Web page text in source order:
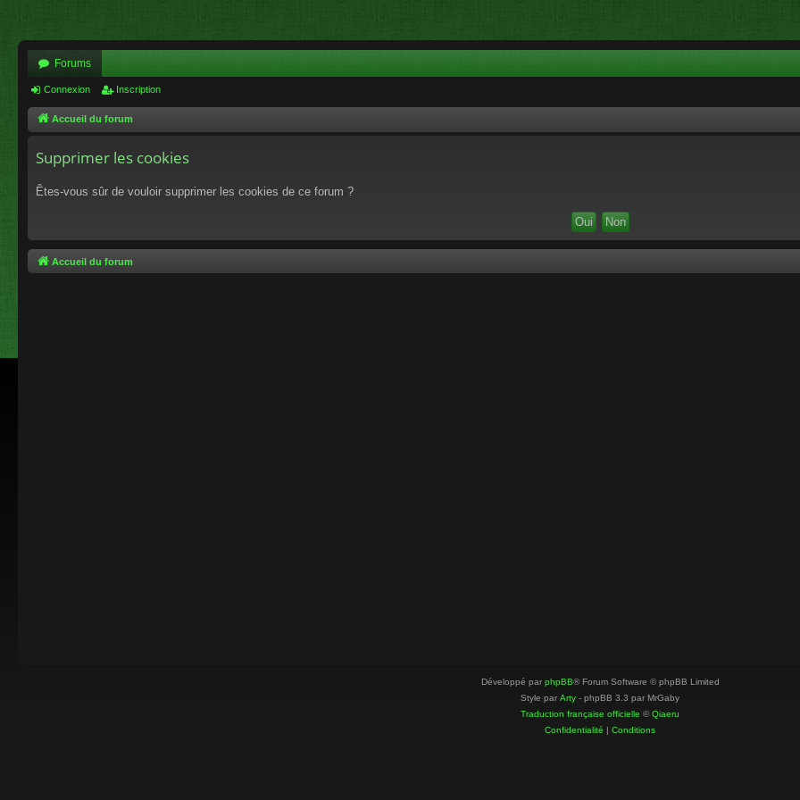
Forums
Connexion Inscription
Accueil du forum
Supprimer les cookies
Êtes-vous sûr de vouloir supprimer les cookies de ce forum ?
Accueil du forum
Développé par phpBB® Forum Software © phpBB Limited
Style par Arty - phpBB 3.3 par MrGaby
Traduction française officielle ©Qiaeru
Confidentialité | Conditions